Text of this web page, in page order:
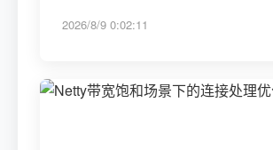
2026/8/9 0:02:11